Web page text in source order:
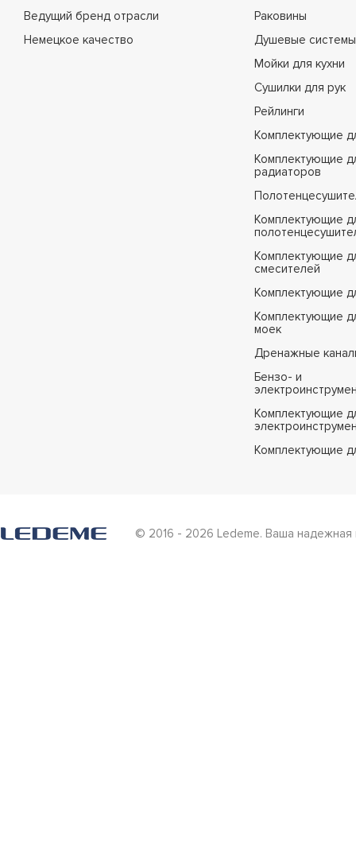
Ведущий бренд отрасли
Немецкое качество
Раковины
Душевые системы
Мойки для кухни
Сушилки для рук
Рейлинги
Комплектующие
Комплектующие
радиаторов
Комплектующие
Комплектующие
смесителей
Комплектующие
Комплектующие
моек
Дренажные
Бензо- и
Комплектующие
Комплектующие
© 2016 - 2026 Ledeme. Ваша